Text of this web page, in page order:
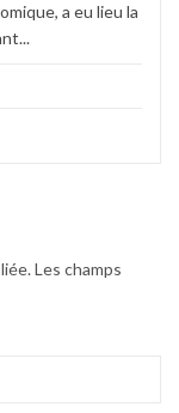
a eu lieu la
Les champs